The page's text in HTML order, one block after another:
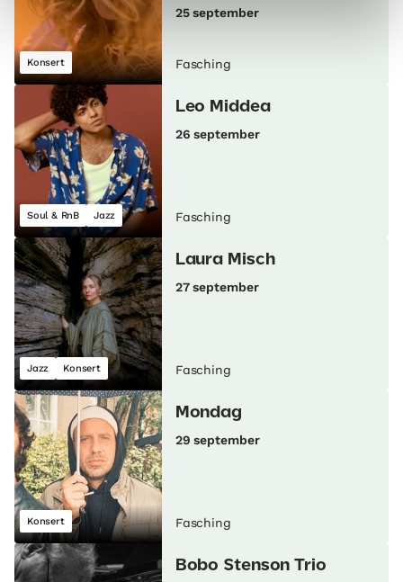
Konsert
25 september
Fasching
Soul & RnB Jazz
Leo Middea
26 september
Fasching
Jazz Konsert
Laura Misch
27 september
Fasching
Konsert
Mondag
29 september
Fasching
Bobo Stenson Trio